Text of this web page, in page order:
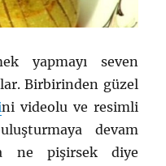
yapmayı seven
Birbirinden güzel
ni videolu ve resimli
devam
ne pişirsek diye